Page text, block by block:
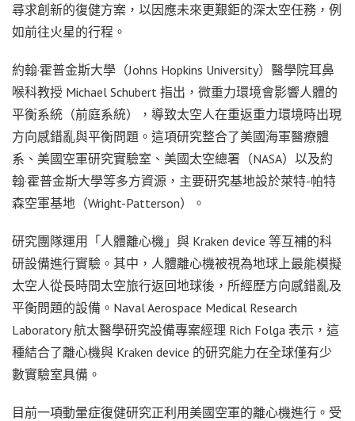
尋求創新的復健方案，以因應未來更艱鉅的深太空任務，例
如前往火星的行程。
約翰·霍普金斯大學（Johns Hopkins University）醫學院耳鼻
喉科教授 Michael Schubert 指出，微重力環境會影響人體的
平衡系統（前庭系統），導致太空人在重返重力環境時出現
方向感錯亂與平衡問題。這項研究整合了美國海軍醫療體
系、美國空軍研究實驗室、美國太空總署（NASA）以及約
翰·霍普金斯大學等多方資源，主要研究基地設於萊特-帕特
森空軍基地（Wright-Patterson）。
研究團隊運用「人體離心機」與 Kraken device 等互補的科
研設備進行實驗。其中，人體離心機被視為地球上最能模擬
太空人從長時間太空旅行返回地球後，所經歷方向感錯亂及
平衡問題的設備。Naval Aerospace Medical Research
Laboratory 航太醫學研究設備專案經理 Rich Folga 表示，這
種結合了離心機與 Kraken device 的研究能力在全球僅有少
數實驗室具備。
目前一項動暈症復健研究正利用美國空軍的離心機進行。受